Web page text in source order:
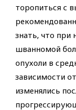
торопиться с
знать, что при
шванномой
опухоли в
зависимости
изменялись